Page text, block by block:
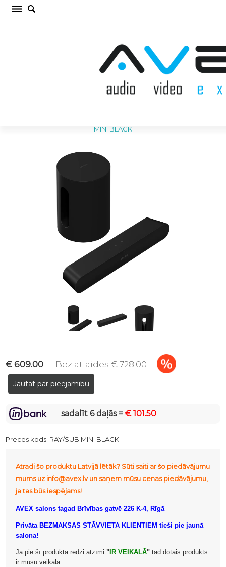
SONOS RAY/SUB MINI BLACK Komplekts (cena
MINI BLACK
€ 609.00 Bez atlaides € 728.00
sadalīt 6 daļās =€ 101.50
Preces kods: RAY/SUB MINI BLACK
Atradi šo produktu Latvijā lētāk? Sūti saiti ar šo piedāvājumu
mums uz info@avex.lv un saņem mūsu cenas piedāvājumu,
ja tas būs iespējams!
AVEX salons tagad Brīvības gatvē 226 K-4, Rīgā
Privāta BEZMAKSAS STĀVVIETA KLIENTIEM tieši pie jaunā
salona!
Ja pie šī produkta redzi atzīmi " IR VEIKALĀ" tad dotais produkts
ir mūsu veikalā